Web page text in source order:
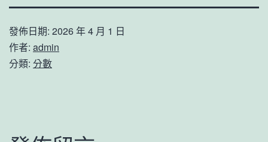
發佈日期: 2026 年 4 月 1 日
作者: admin
分類: 分數